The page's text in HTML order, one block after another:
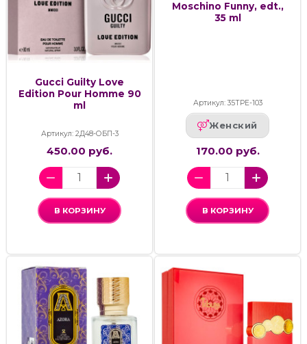
Gucci Guilty Love
Edition Pour Homme 90
ml
Артикул: 2Д48-ОБП-3
450.00 руб.
В КОРЗИНУ
Moschino Funny, edt.,
35 ml
Артикул: 35ТРЕ-103
Женский
170.00 руб.
В КОРЗИНУ